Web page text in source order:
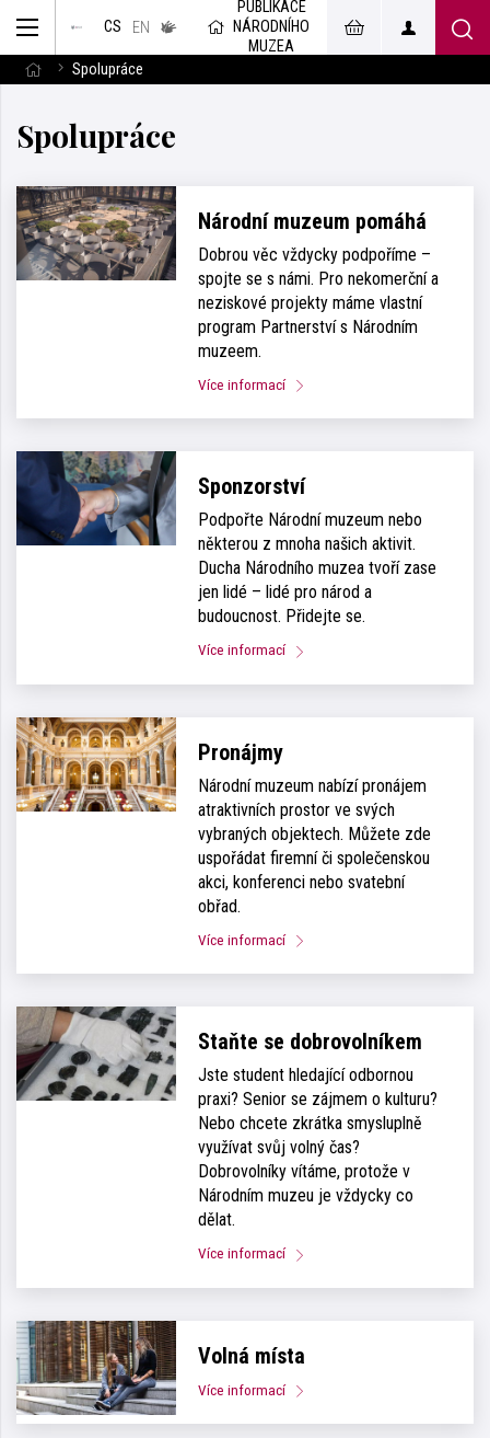
CS EN
v českém
jazyce
PUBLIKACE
NÁRODNÍHO
MUZEA
Spolupráce
Spolupráce
Národní muzeum pomáhá
Dobrou věc vždycky podpoříme –
spojte se s námi. Pro nekomerční a
neziskové projekty máme vlastní
program Partnerství s Národním
muzeem.
Více informací
Sponzorství
Podpořte Národní muzeum nebo
některou z mnoha našich aktivit.
Ducha Národního muzea tvoří zase
jen lidé – lidé pro národ a
budoucnost. Přidejte se.
Více informací
Pronájmy
Národní muzeum nabízí pronájem
atraktivních prostor ve svých
vybraných objektech. Můžete zde
uspořádat firemní či společenskou
akci, konferenci nebo svatební
obřad.
Více informací
Staňte se dobrovolníkem
Jste student hledající odbornou
praxi? Senior se zájmem o kulturu?
Nebo chcete zkrátka smysluplně
využívat svůj volný čas?
Dobrovolníky vítáme, protože v
Národním muzeu je vždycky co
dělat.
Více informací
Volná místa
Více informací